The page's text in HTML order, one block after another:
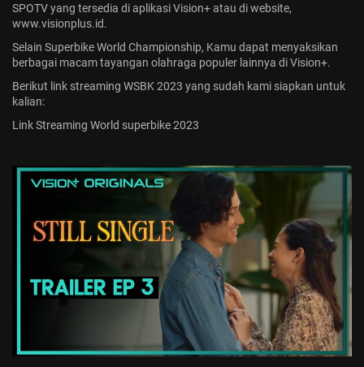
SPOTV yang tersedia di aplikasi Vision+ atau di website,
www.visionplus.id.
Selain Superbike World Championship, Kamu dapat menyaksikan
berbagai macam tayangan olahraga populer lainnya di Vision+.
Berikut link streaming WSBK 2023 yang sudah kami siapkan untuk
kalian:
Link Streaming World superbike 2023